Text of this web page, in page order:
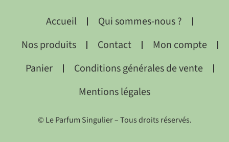
Accueil
Qui sommes-nous ?
Nos produits
Contact
Mon compte
Panier
Conditions générales de vente
Mentions légales
© Le Parfum Singulier – Tous droits réservés.